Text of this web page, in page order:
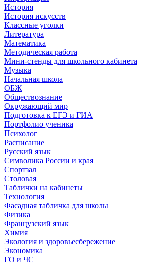
История
История искусств
Классные уголки
Литература
Математика
Методическая работа
Мини-стенды для школьного кабинета
Музыка
Начальная школа
ОБЖ
Обществознание
Окружающий мир
Подготовка к ЕГЭ и ГИА
Портфолио ученика
Психолог
Расписание
Русский язык
Символика России и края
Спортзал
Столовая
Таблички на кабинеты
Технология
Фасадная табличка для школы
Физика
Французский язык
Химия
Экология и здоровьесбережение
Экономика
ГО и ЧС